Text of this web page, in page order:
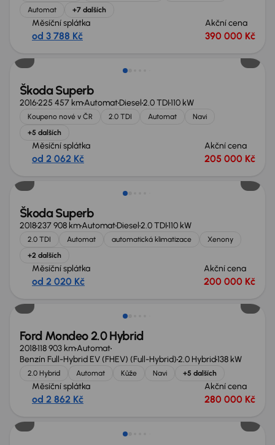
Automat +7 dalších
Měsíční splátka
od 3 788 Kč
Akční cena
390 000 Kč
Škoda Superb
2016225 457 kmAutomatDiesel2.0 TDI110 kW
Koupeno nové v ČR 2.0 TDI Automat
Navi
+5 dalších
Měsíční splátka
od 2 062 Kč
Akční cena
205 000 Kč
Možnost odpočtu DPH
Škoda Superb
2018237 908 kmAutomatDiesel2.0 TDI110 kW
2.0 TDI Automat automatická klimatizace
Xenony
+2 dalších
Měsíční splátka
od 2 020 Kč
Akční cena
200 000 Kč
Zlevněno o 10 000 Kč
Ford Mondeo 2.0 Hybrid
2018118 903 kmAutomat
Benzín Full-Hybrid EV (FHEV) (Full-Hybrid)2.0 Hybrid138 kW
2.0 Hybrid Automat Kůže Navi +5 dalších
Měsíční splátka
od 2 862 Kč
Akční cena
280 000 Kč